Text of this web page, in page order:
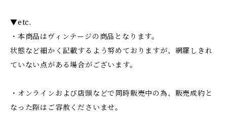
▼etc.
・本商品はヴィンテージの商品となります。
状態など細かく記載するよう努めておりますが、網羅しきれ
ていない点がある場合がございます。
・オンラインおよび店頭などで同時販売中の為、販売成約と
なった際はご容赦くださいませ。